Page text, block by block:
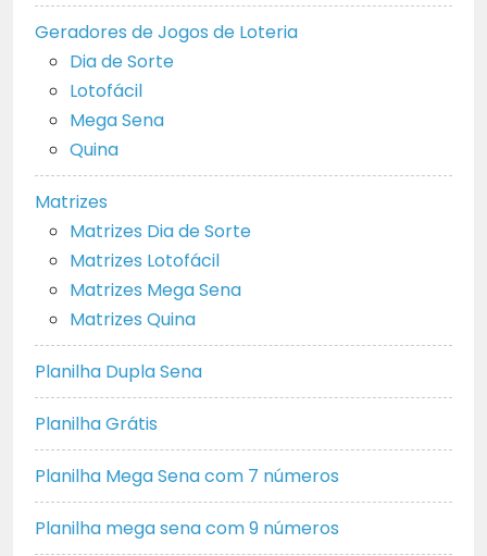
Geradores de Jogos de Loteria
Dia de Sorte
Lotofácil
Mega Sena
Quina
Matrizes
Matrizes Dia de Sorte
Matrizes Lotofácil
Matrizes Mega Sena
Matrizes Quina
Planilha Dupla Sena
Planilha Grátis
Planilha Mega Sena com 7 números
Planilha mega sena com 9 números